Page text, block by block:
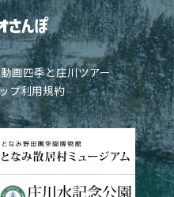
動画四季と庄川ツアー
プ利用規約